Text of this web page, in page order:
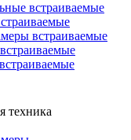
встраиваемые
встраиваемые
техника